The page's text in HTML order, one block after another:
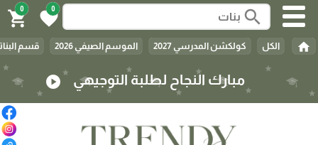
search
0
favorite
0
shopping_cart
home الكل كولكشن المدرسي 2027 الموسم الصيفي 2026 قسم
مبارك النجاح لطلبة التوجيهي play_circle